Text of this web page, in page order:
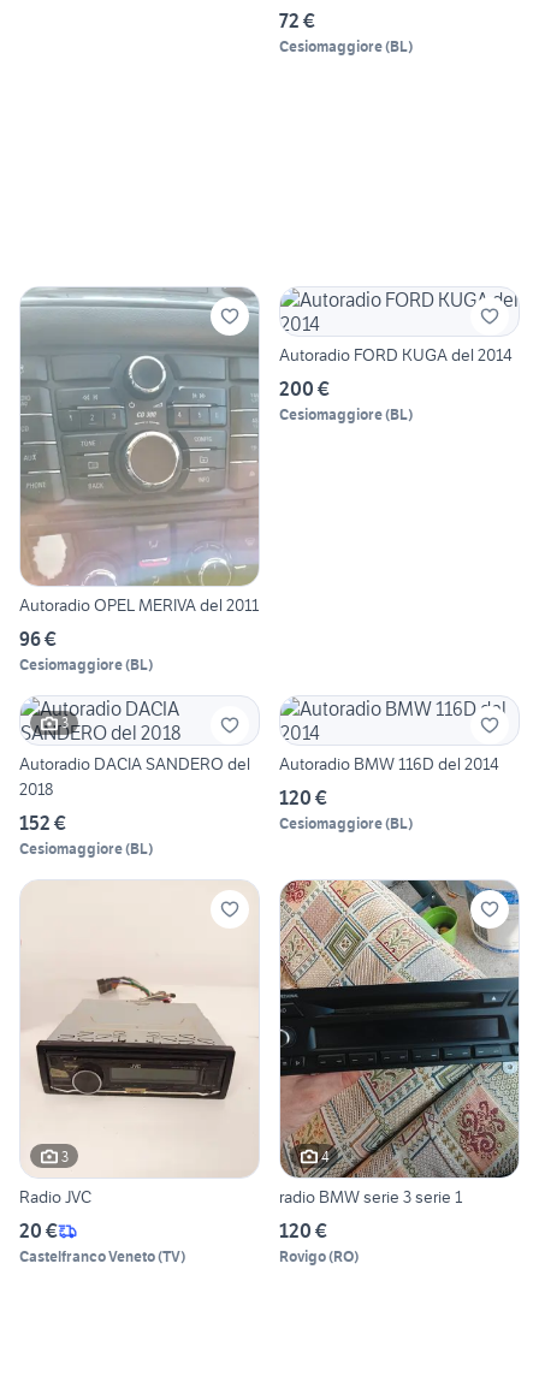
72 €
Cesiomaggiore(BL)
Autoradio OPEL MERIVA del 2011
96 €
Cesiomaggiore(BL)
Autoradio FORD KUGA del 2014
200 €
Cesiomaggiore(BL)
3
Autoradio DACIA SANDERO del
2018
152 €
Cesiomaggiore(BL)
Autoradio BMW 116D del 2014
120 €
Cesiomaggiore(BL)
3
Radio JVC
20 €
Castelfranco Veneto(TV)
4
radio BMW serie 3 serie 1
120 €
Rovigo(RO)